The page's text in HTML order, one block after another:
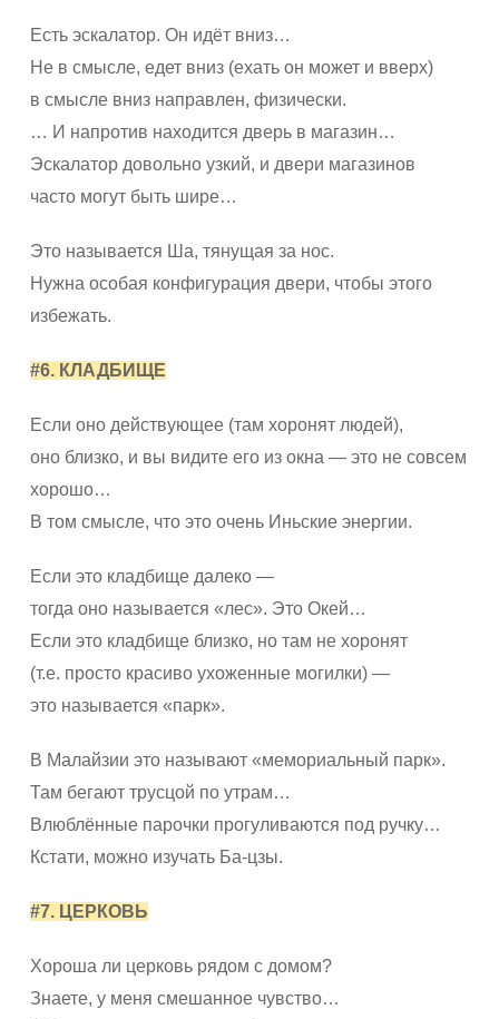
Есть эскалатор. Он идёт вниз…
Не в смысле, едет вниз (ехать он может и вверх)
в смысле вниз направлен, физически.
… И напротив находится дверь в магазин…
Эскалатор довольно узкий, и двери магазинов
часто могут быть шире…
Это называется Ша, тянущая за нос.
Нужна особая конфигурация двери, чтобы этого
избежать.
#6. КЛАДБИЩЕ
Если оно действующее (там хоронят людей),
оно близко, и вы видите его из окна — это не совсем
хорошо…
В том смысле, что это очень Иньские энергии.
Если это кладбище далеко —
тогда оно называется «лес». Это Окей…
Если это кладбище близко, но там не хоронят
(т.е. просто красиво ухоженные могилки) —
это называется «парк».
В Малайзии это называют «мемориальный парк».
Там бегают трусцой по утрам…
Влюблённые парочки прогуливаются под ручку…
Кстати, можно изучать Ба-цзы.
#7. ЦЕРКОВЬ
Хороша ли церковь рядом с домом?
Знаете, у меня смешанное чувство…